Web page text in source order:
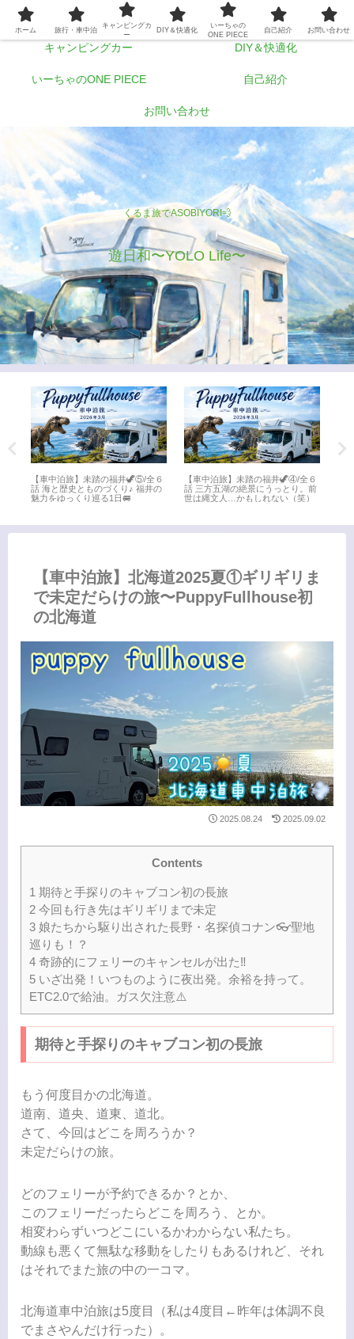
くるま旅でASOBIYORI💨
遊日和〜YOLO Life〜
ホーム 旅行・車中泊
キャンピングカー DIY＆快適化
いーちゃのONE PIECE 自己紹介
お問い合わせ
【車中泊旅】未踏の福井🦖③/全６
話 氣比神宮から水晶浜へ♪敦賀の
名所を満喫🚐
【車中泊旅】未踏の福井🦖②/全６
話 日本海さかな街で海鮮三昧！最
後は「ちえなみき」に感動📚
【車中泊旅】北海道2025夏①ギリギリま
で未定だらけの旅〜PuppyFullhouse初
の北海道
2025.08.24 2025.09.02
Contents
1 期待と手探りのキャブコン初の長旅
2 今回も行き先はギリギリまで未定
3 娘たちから駆り出された長野・名探偵コナン👓聖地
巡りも！？
4 奇跡的にフェリーのキャンセルが出た‼️
5 いざ出発！いつものように夜出発。余裕を持って。
ETC2.0で給油。ガス欠注意⚠️
期待と手探りのキャブコン初の長旅
もう何度目かの北海道。
道南、道央、道東、道北。
さて、今回はどこを周ろうか？
未定だらけの旅。
どのフェリーが予約できるか？とか、
このフェリーだったらどこを周ろう、とか。
相変わらずいつどこにいるかわからない私たち。
動線も悪くて無駄な移動をしたりもあるけれど、それ
はそれでまた旅の中の一コマ。
北海道車中泊旅は5度目（私は4度目←昨年は体調不良
でまさやんだけ行った）。
ホーム 旅行・車中泊
キャンピングカ
ー
DIY＆快適化
いーちゃの
ONE PIECE
自己紹介 お問い合わせ